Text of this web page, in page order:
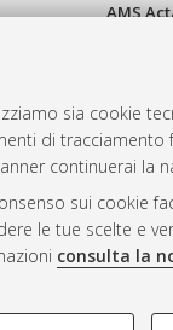
sia cookie
di
continuerai la
sui cookie
le tue scelte e
consulta la
-
AMS